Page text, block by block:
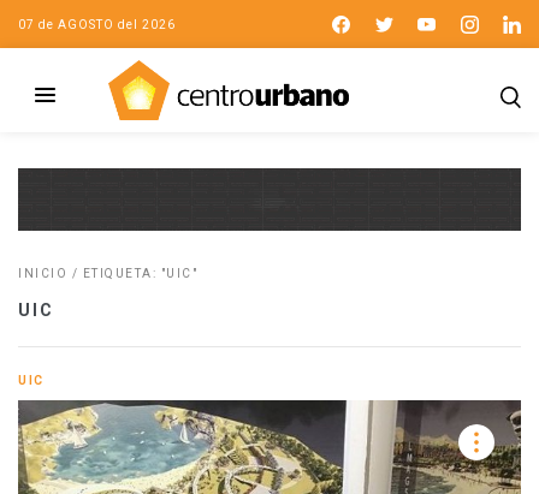
07 de AGOSTO del 2026
INICIO / ETIQUETA: "UIC"
UIC
UIC